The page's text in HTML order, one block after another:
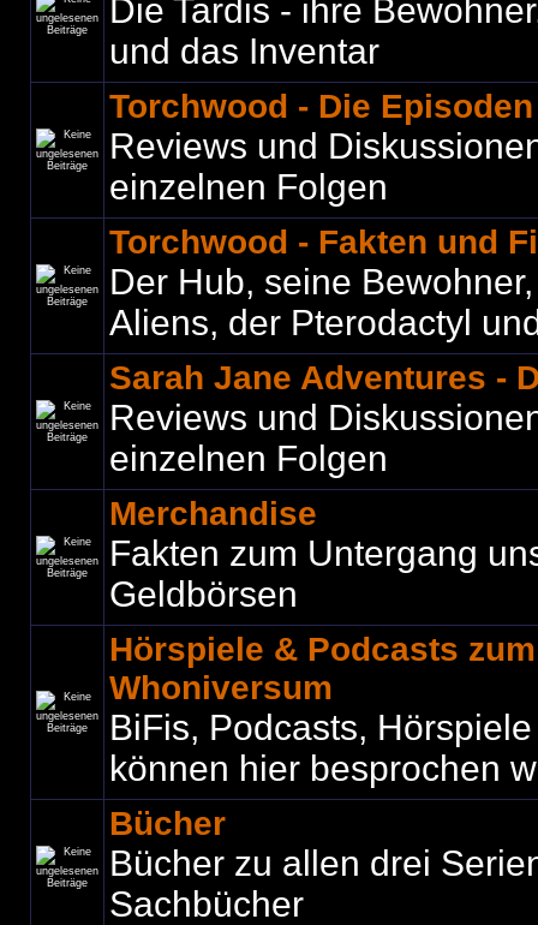
Die Tardis - ihre
und das Inventar
Torchwood - Die Episoden
Reviews und
einzelnen Folgen
Torchwood - Fakten und
Der Hub, seine
Aliens, der Pterodactyl
Sarah Jane Adventures -
Reviews und
einzelnen Folgen
Merchandise
Fakten zum Untergang
Geldbörsen
Hörspiele & Podcasts
Whoniversum
BiFis, Podcasts,
können hier besprochen
Bücher
Bücher zu allen drei
Sachbücher